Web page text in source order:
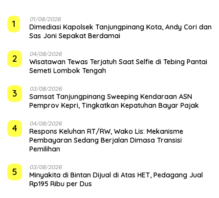
1 01/08/2026
Dimediasi Kapolsek Tanjungpinang Kota, Andy Cori dan
Sas Joni Sepakat Berdamai
2 04/08/2026
Wisatawan Tewas Terjatuh Saat Selfie di Tebing Pantai
Semeti Lombok Tengah
3 03/08/2026
Samsat Tanjungpinang Sweeping Kendaraan ASN
Pemprov Kepri, Tingkatkan Kepatuhan Bayar Pajak
4 04/08/2026
‎Respons Keluhan RT/RW, Wako Lis: Mekanisme
Pembayaran Sedang Berjalan Dimasa Transisi
Pemilihan
5 03/08/2026
Minyakita di Bintan Dijual di Atas HET, Pedagang Jual
Rp195 Ribu per Dus